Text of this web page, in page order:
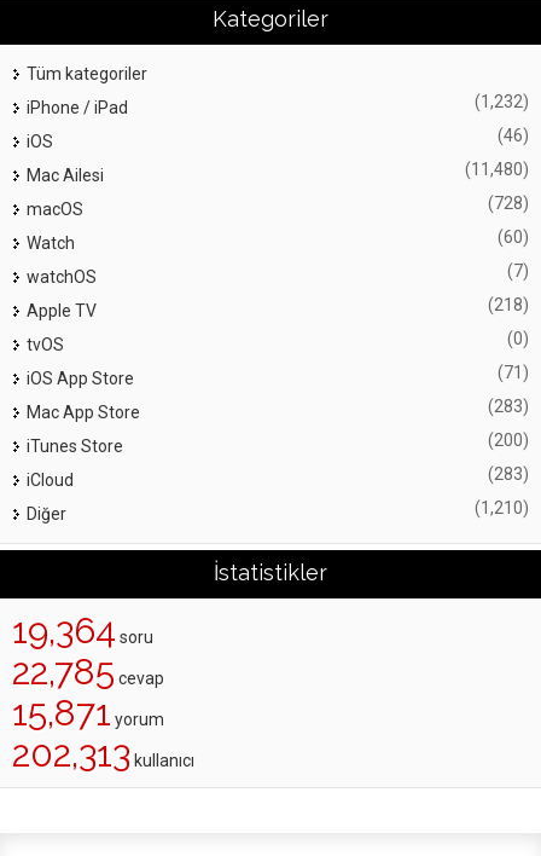
Kategoriler
Tüm kategoriler
iPhone / iPad
(1,232)
iOS (46)
Mac Ailesi (11,480)
macOS (728)
Watch (60)
watchOS (7)
Apple TV (218)
tvOS (0)
iOS App Store (71)
Mac App Store (283)
iTunes Store (200)
iCloud (283)
Diğer (1,210)
İstatistikler
19,364 soru
22,785 cevap
15,871 yorum
202,313 kullanıcı